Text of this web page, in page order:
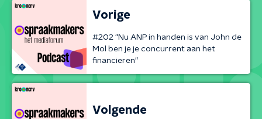
Vorige
#202 "Nu ANP in handen is van John de
Mol ben je je concurrent aan het
financieren"
Volgende